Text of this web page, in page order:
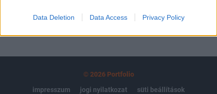
Data Deletion Data Access Privacy Policy
© 2026 Portfolio
impresszum
jogi nyilatkozat
süti beállítások